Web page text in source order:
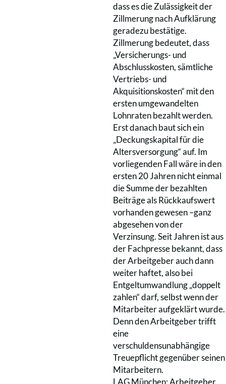
dass es die Zulässigkeit der
Zillmerung nach Aufklärung
geradezu bestätige.
Zillmerung bedeutet, dass
„Versicherungs- und
Abschlusskosten, sämtliche
Vertriebs- und
Akquisitionskosten“ mit den
ersten umgewandelten
Lohnraten bezahlt werden.
Erst danach baut sich ein
„Deckungskapital für die
Altersversorgung“ auf. Im
vorliegenden Fall wäre in den
ersten 20 Jahren nicht einmal
die Summe der bezahlten
Beiträge als Rückkaufswert
vorhanden gewesen –ganz
abgesehen von der
Verzinsung. Seit Jahren ist aus
der Fachpresse bekannt, dass
der Arbeitgeber auch dann
weiter haftet, also bei
Entgeltumwandlung „doppelt
zahlen“ darf, selbst wenn der
Mitarbeiter aufgeklärt wurde.
Denn den Arbeitgeber trifft
eine
verschuldensunabhängige
Treuepflicht gegenüber seinen
Mitarbeitern.
LAG München: Arbeitgeber